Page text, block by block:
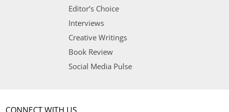
Editor’s Choice
Interviews
Creative Writings
Book Review
Social Media Pulse